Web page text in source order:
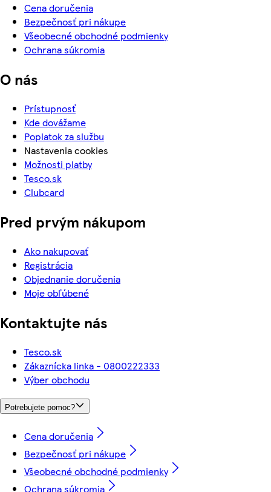
Cena doručenia
Bezpečnosť pri nákupe
Všeobecné obchodné podmienky
Ochrana súkromia
O nás
Prístupnosť
Kde dovážame
Poplatok za službu
Nastavenia cookies
Možnosti platby
Tesco.sk
Clubcard
Pred prvým nákupom
Ako nakupovať
Registrácia
Objednanie doručenia
Moje obľúbené
Kontaktujte nás
Tesco.sk
Zákaznícka linka - 0800222333
Výber obchodu
Potrebujete pomoc?
Cena doručenia
Bezpečnosť pri nákupe
Všeobecné obchodné podmienky
Ochrana súkromia